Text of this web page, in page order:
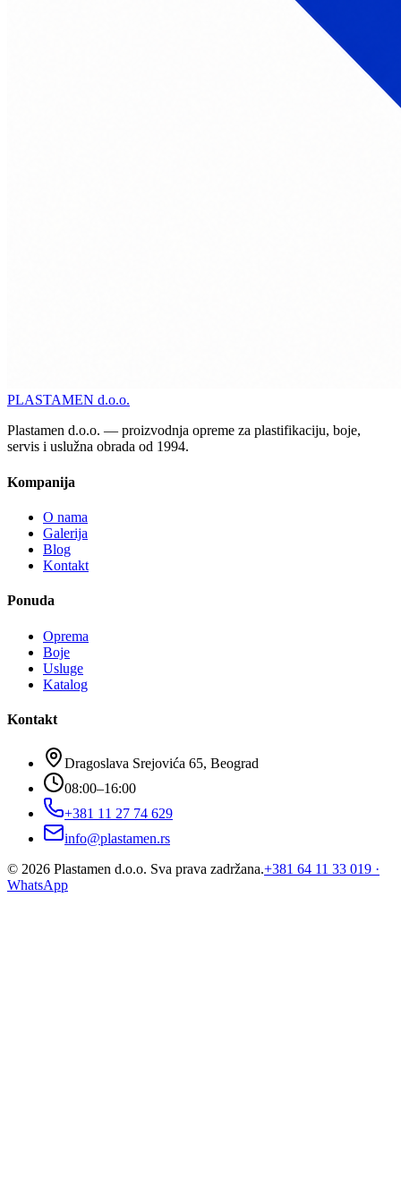
PLASTAMEN d.o.o.
Plastamen d.o.o. — proizvodnja opreme za plastifikaciju, boje,
servis i uslužna obrada od 1994.
Kompanija
O nama
Galerija
Blog
Kontakt
Ponuda
Oprema
Boje
Usluge
Katalog
Kontakt
Dragoslava Srejovića 65, Beograd
08:00–16:00
+381 11 27 74 629
info@plastamen.rs
© 2026 Plastamen d.o.o. Sva prava zadržana.+381 64 11 33 019 ·
WhatsApp